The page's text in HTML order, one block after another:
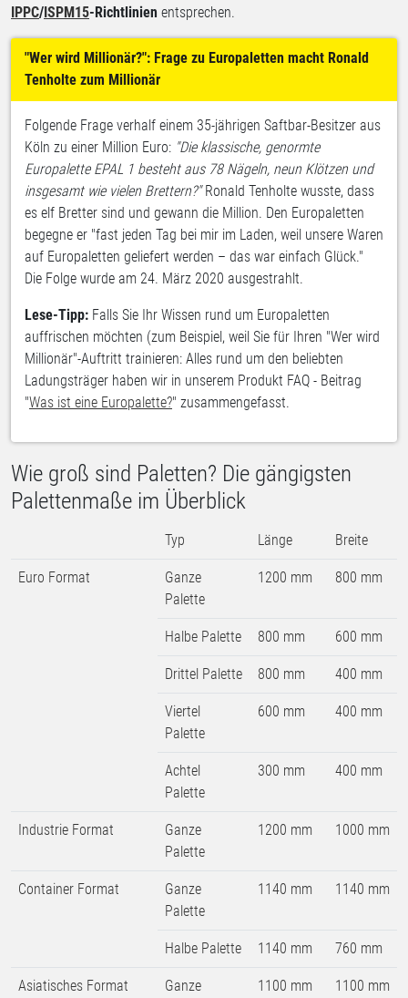
IPPC/ISPM15-Richtlinien entsprechen.
"Wer wird Millionär?": Frage zu Europaletten macht Ronald
Tenholte zum Millionär
Folgende Frage verhalf einem 35-jährigen Saftbar-Besitzer aus
Köln zu einer Million Euro: "Die klassische, genormte
Europalette EPAL 1 besteht aus 78 Nägeln, neun Klötzen und
insgesamt wie vielen Brettern?"Ronald Tenholte wusste, dass
es elf Bretter sind und gewann die Million. Den Europaletten
begegne er "fast jeden Tag bei mir im Laden, weil unsere Waren
auf Europaletten geliefert werden – das war einfach Glück."
Die Folge wurde am 24. März 2020 ausgestrahlt.
Lese-Tipp: Falls Sie Ihr Wissen rund um Europaletten
auffrischen möchten (zum Beispiel, weil Sie für Ihren "Wer wird
Millionär"-Auftritt trainieren: Alles rund um den beliebten
Ladungsträger haben wir in unserem Produkt FAQ - Beitrag
"Was ist eine Europalette?" zusammengefasst.
Wie groß sind Paletten? Die gängigsten
Palettenmaße im Überblick
Typ Länge Breite
Euro Format
Ganze
Palette
1200 mm 800 mm
Halbe Palette 800 mm 600 mm
Drittel Palette 800 mm 400 mm
Viertel
Palette
600 mm 400 mm
Achtel
Palette
300 mm 400 mm
Industrie Format
Ganze
Palette
1200 mm 1000 mm
Container Format
Ganze
Palette
1140 mm 1140 mm
Halbe Palette 1140 mm 760 mm
Asiatisches Format
Ganze
1100 mm 1100 mm